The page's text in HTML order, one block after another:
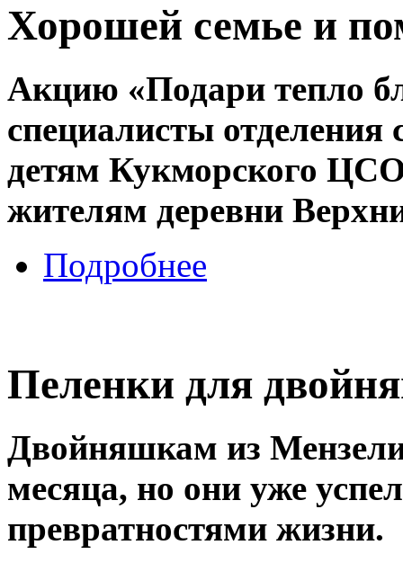
Хорошей семье и
Акцию «Подари тепло
специалисты
детям Кукморского
жителям деревни
Подробнее
Пеленки для
Двойняшкам из
месяца, но они уже
превратностями жизни.